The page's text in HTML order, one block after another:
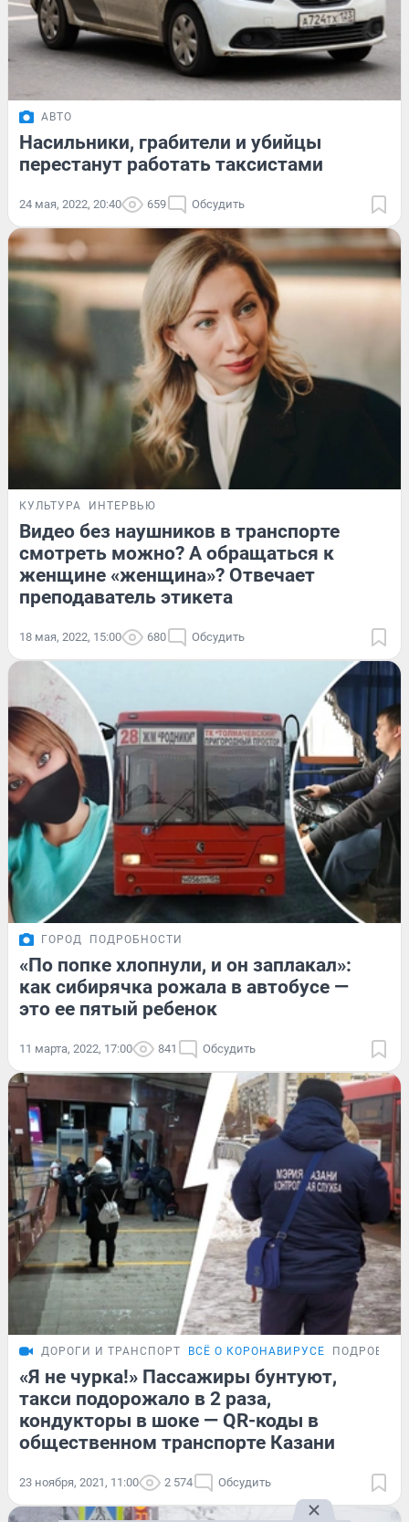
АВТО
Насильники, грабители и убийцы
перестанут работать таксистами
24 мая, 2022, 20:40 659 Обсудить
КУЛЬТУРА ИНТЕРВЬЮ
Видео без наушников в транспорте
смотреть можно? А обращаться к
женщине «женщина»? Отвечает
преподаватель этикета
18 мая, 2022, 15:00 680 Обсудить
ГОРОД ПОДРОБНОСТИ
«По попке хлопнули, и он заплакал»:
как сибирячка рожала в автобусе —
это ее пятый ребенок
11 марта, 2022, 17:00 841 Обсудить
ДОРОГИ И ТРАНСПОРТ ВСЁ О КОРОНАВИРУСЕ
«Я не чурка!» Пассажиры бунтуют,
такси подорожало в 2 раза,
кондукторы в шоке — QR-коды в
общественном транспорте Казани
23 ноября, 2021, 11:00 2 574 Обсудить